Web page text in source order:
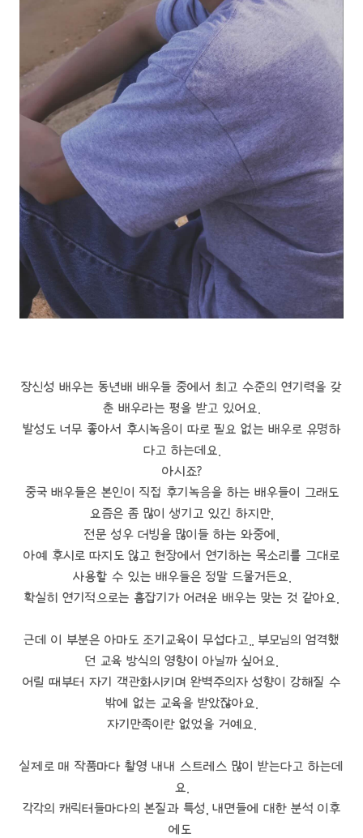
장신성 배우는 동년배 배우들 중에서 최고 수준의 연기력을 갖
춘 배우라는 평을 받고 있어요.
발성도 너무 좋아서 후시녹음이 따로 필요 없는 배우로 유명하
다고 하는데요.
아시죠?
중국 배우들은 본인이 직접 후기녹음을 하는 배우들이 그래도
요즘은 좀 많이 생기고 있긴 하지만,
전문 성우 더빙을 많이들 하는 와중에,
아예 후시로 따지도 않고 현장에서 연기하는 목소리를 그대로
사용할 수 있는 배우들은 정말 드물거든요.
확실히 연기적으로는 흠잡기가 어려운 배우는 맞는 것 같아요.
근데 이 부분은 아마도 조기교육이 무섭다고.. 부모님의 엄격했
던 교육 방식의 영향이 아닐까 싶어요.
어릴 때부터 자기 객관화시키며 완벽주의자 성향이 강해질 수
밖에 없는 교육을 받았잖아요.
자기만족이란 없었을 거예요.
실제로 매 작품마다 촬영 내내 스트레스 많이 받는다고 하는데
요.
각각의 캐릭터들마다의 본질과 특성, 내면들에 대한 분석 이후
에도